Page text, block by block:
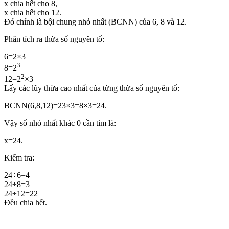
x chia hết cho 8,
x chia hết cho 12.
Đó chính là bội chung nhỏ nhất (BCNN) của 6, 8 và 12.
Phân tích ra thừa số nguyên tố:
6=2×3
8=23
12=22×3
Lấy các lũy thừa cao nhất của từng thừa số nguyên tố:
BCNN(6,8,12)=23×3=8×3=24.
Vậy số nhỏ nhất khác 0 cần tìm là:
x=24.
Kiểm tra:
24÷6=4
24÷8=3
24÷12=22
Đều chia hết.